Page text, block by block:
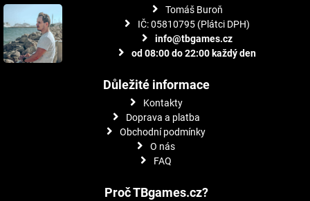
Tomáš Buroň
IČ: 05810795 (Plátci DPH)
info@tbgames.cz
od 08:00 do 22:00 každý den
Důležité informace
Kontakty
Doprava a platba
Obchodní podmínky
O nás
FAQ
Proč TBgames.cz?